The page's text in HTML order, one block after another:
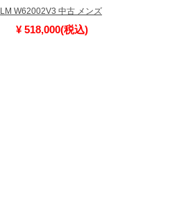
LM W62002V3 中古 メンズ
¥ 518,000(税込)